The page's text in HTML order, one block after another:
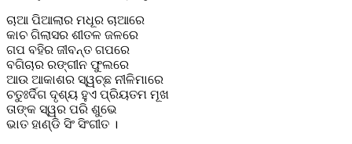
ଚାଆ ପିଆଲାର ମଧୂର ଚାଆରେ
କାଚ ଗିଲାସର ଶୀତଳ ଜଳରେ
ଗପ ବହିର ଜୀବନ୍ତ ଗପରେ
ବଗିଚାର ରଙ୍ଗୀନ ଫୁଲରେ
ଆଉ ଆକାଶର ସ୍ୱଚ୍ଛ ନୀଳିମାରେ
ଚତୁଃର୍ଦିଗ ଦୃଶ୍ୟ ହୁଏ ପ୍ରିୟତମ ମୂଖ
ତାଙ୍କ ସ୍ୱର ପରି ଶୁଭେ
ଭାତ ହାଣ୍ଡି ସିଂ ସିଂଗୀତ ।